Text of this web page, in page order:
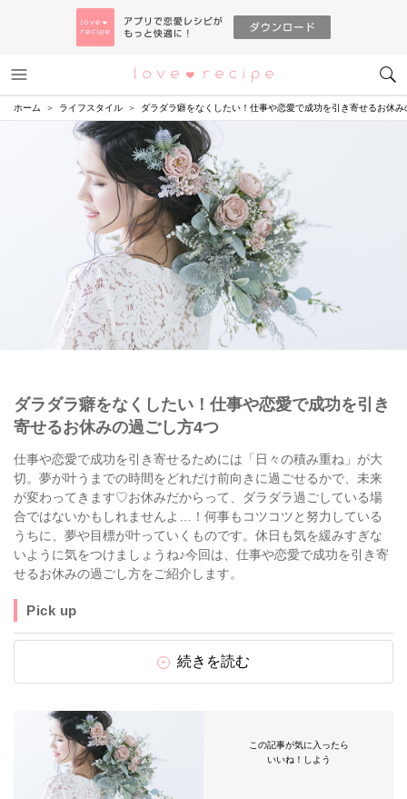
恋愛レシピ
ホーム ライフスタイル ダラダラ癖をなくしたい！仕事や恋愛で成功を引き寄せるお休
ダラダラ癖をなくしたい！仕事や恋愛で成功を引き
寄せるお休みの過ごし方4つ
仕事や恋愛で成功を引き寄せるためには「日々の積み重ね」が大
切。夢が叶うまでの時間をどれだけ前向きに過ごせるかで、未来
が変わってきます♡お休みだからって、ダラダラ過ごしている場
合ではないかもしれませんよ…！何事もコツコツと努力している
うちに、夢や目標が叶っていくものです。休日も気を緩みすぎな
いように気をつけましょうね♪今回は、仕事や恋愛で成功を引き寄
せるお休みの過ごし方をご紹介します。
Pick up
続きを読む
この記事が気に入ったら
いいね！しよう